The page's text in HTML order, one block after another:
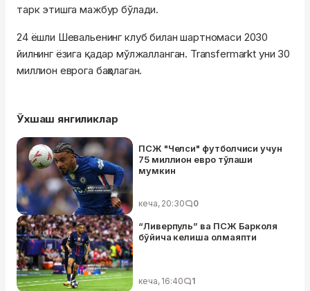
тарк этишга мажбур бўлади.
24 ёшли Шевальенинг клуб билан шартномаси 2030
йилнинг ёзига қадар мўлжалланган. Transfermarkt уни 30
миллион еврога баҳолаган.
Ўхшаш янгиликлар
ПСЖ "Челси" футболчиси учун
75 миллион евро тўлаши
мумкин
кеча, 20:30 0
“Ливерпуль” ва ПСЖ Барколя
бўйича келиша олмаяпти
кеча, 16:40 1